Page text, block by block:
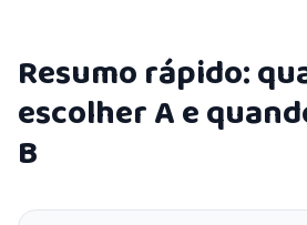
Resumo rápido:
escolher A e
B